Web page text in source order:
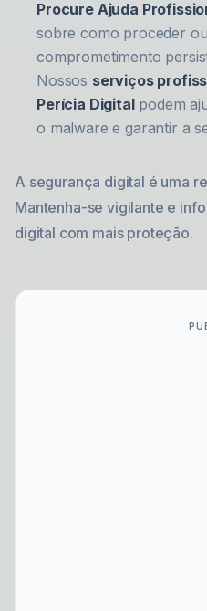
Procure Ajuda
sobre como proceder
comprometimento
Nossos serviços
Perícia Digitalpodem
o malware e garantir a
A segurança digital é uma
Mantenha-se vigilante e
digital com mais proteção.